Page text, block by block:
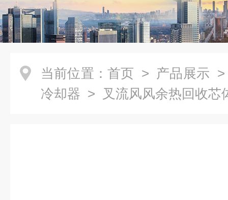
当前位置： 首页 > 产品展示
冷却器 > 叉流风风余热回收芯